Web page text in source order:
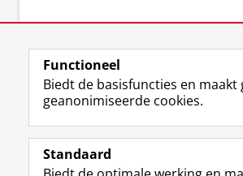
Bekijk het aanbod van het SSC
Volg de RUG
F
a
L
i
R
S
Functioneel
Biedt de basisfuncties en maakt
geanonimiseerde cookies.
Standaard